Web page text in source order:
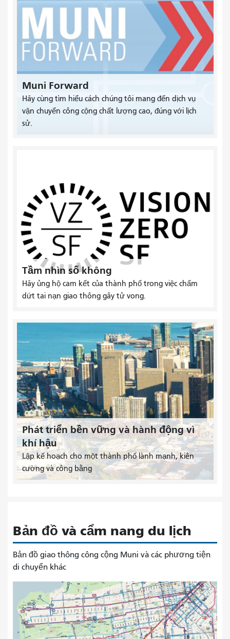
Muni Forward
Hãy cùng tìm hiểu cách chúng tôi mang đến dịch vụ
vận chuyển công cộng chất lượng cao, đúng với lịch
sử.
Tầm nhìn số không
Hãy ủng hộ cam kết của thành phố trong việc chấm
dứt tai nạn giao thông gây tử vong.
Phát triển bền vững và hành động vì
khí hậu
Lập kế hoạch cho một thành phố lành mạnh, kiên
cường và công bằng
Bản đồ và cẩm nang du lịch
Bản đồ giao thông công cộng Muni và các phương tiện
di chuyển khác